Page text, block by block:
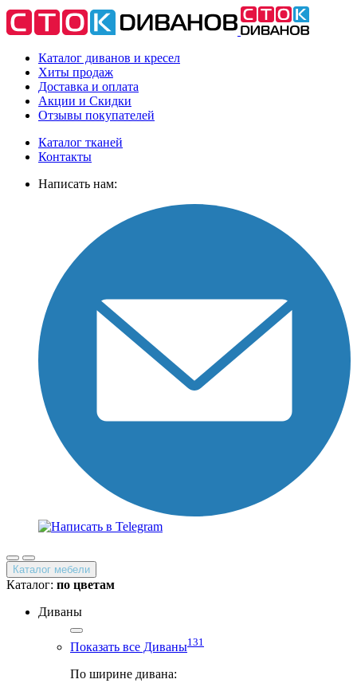
Каталог диванов и кресел
Хиты продаж
Доставка и оплата
Акции и Скидки
Отзывы покупателей
Каталог тканей
Контакты
Написать нам:
Каталог мебели
Каталог: по цветам
Диваны
Показать все Диваны131
По ширине дивана: